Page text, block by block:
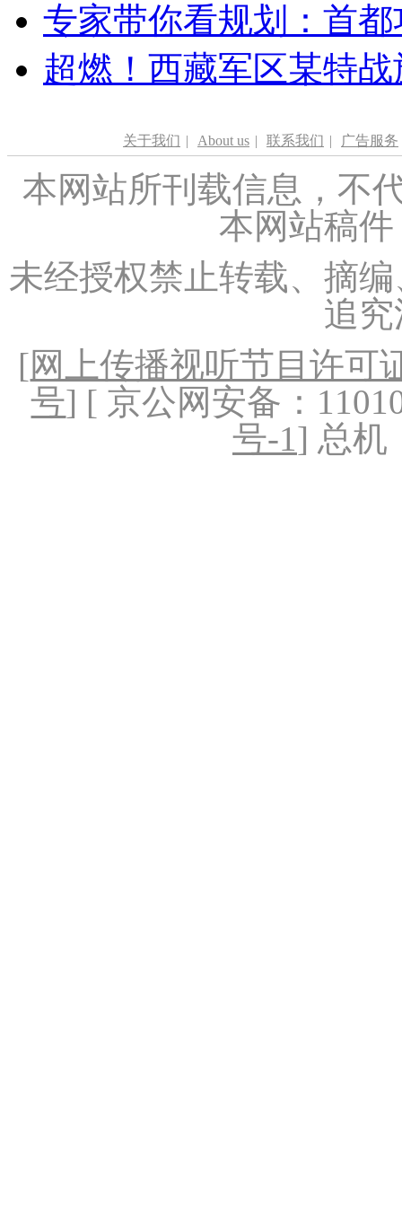
专家带你看规划：首
超燃！西藏军区某特
关于我们 | About us | 联系我们 | 广告服务
本网站所刊载信息，不
本网站稿
未经授权禁止转载、摘
追
[网上传播视听节目许可
号] [ 京公网安备：
号-1] 总机